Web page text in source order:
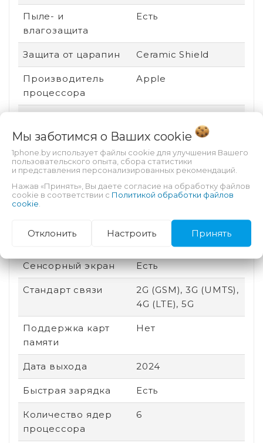
Пыле- и
влагозащита
Есть
Защита от царапин Ceramic Shield
Производитель
процессора
Apple
Безопасность
Разблокировка по
лицу
Степень защиты (IP)
Сенсорный экран Есть
Стандарт связи
2G (GSM), 3G (UMTS),
4G (LTE), 5G
Поддержка карт
памяти
Нет
Дата выхода 2024
Быстрая зарядка Есть
Количество ядер
процессора
6
Мы заботимся о Ваших cookie
1phone.by использует файлы cookie для улучшения Вашего
пользовательского опыта, сбора статистики
и представления персонализированных рекомендаций.
Нажав «Принять», Вы даете согласие на обработку файлов
cookie в соответствии с Политикой обработки файлов
cookie
Отклонить Настроить Принять